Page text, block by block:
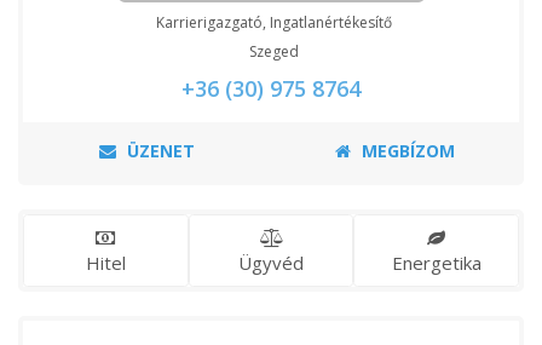
Karrierigazgató, Ingatlanértékesítő
Szeged
+36 (30) 975 8764
ÜZENET MEGBÍZOM
Hitel Ügyvéd Energetika